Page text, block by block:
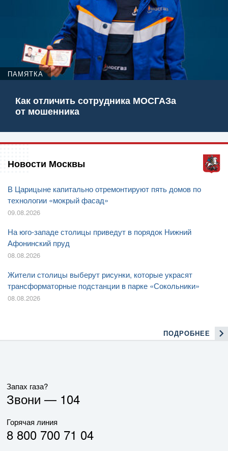
ПАМЯТКА
Как отличить сотрудника МОСГАЗа
от мошенника
Новости Москвы
В Царицыне капитально отремонтируют пять домов по
технологии «мокрый фасад»
09.08.2026
На юго-западе столицы приведут в порядок Нижний
Афонинский пруд
08.08.2026
Жители столицы выберут рисунки, которые украсят
трансформаторные подстанции в парке «Сокольники»
08.08.2026
ПОДРОБНЕЕ
Запах газа?
Звони — 104
Горячая линия
8 800 700 71 04